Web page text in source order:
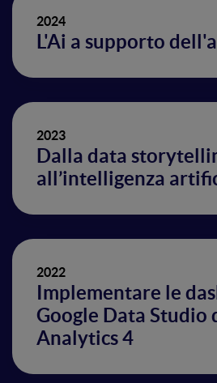
2024
L'Ai a supporto
2023
Dalla data
all’intelligenza
2022
Implementare le
Google Data Studio
Analytics 4